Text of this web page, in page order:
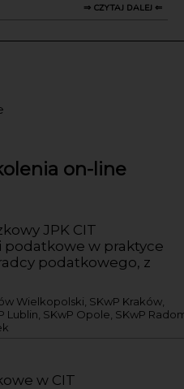
⇒ CZYTAJ DALEJ ⇐
on-line
JPK CIT
podatkowe w praktyce
podatkowego, z
Wielkopolski, SKwP Kraków,
Lublin, SKwP Opole, SKwP
w CIT